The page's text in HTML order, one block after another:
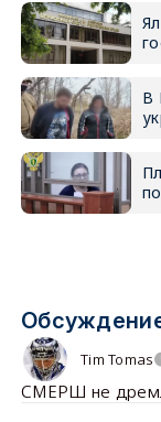
В
Tim Tomas
СМЕРШ не